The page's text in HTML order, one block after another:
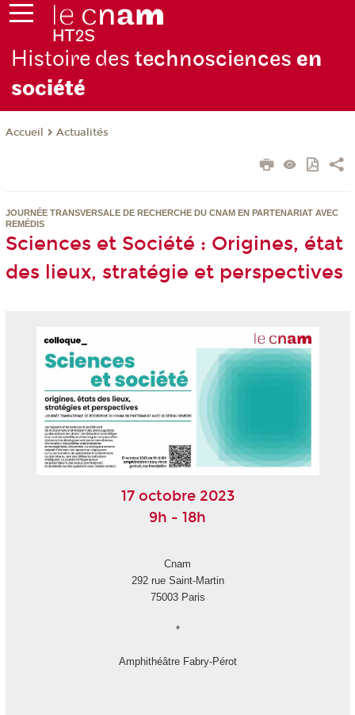
Histoire des technosciences en
société
Accueil Actualités
JOURNÉE TRANSVERSALE DE RECHERCHE DU CNAM EN PARTENARIAT AVEC
REMÉDIS
Sciences et Société : Origines, état
des lieux, stratégie et perspectives
17 octobre 2023
9h - 18h
Cnam
292 rue Saint-Martin
75003 Paris
*
Amphithéâtre Fabry-Pérot